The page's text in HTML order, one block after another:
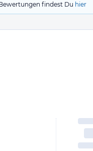
findest Du hier